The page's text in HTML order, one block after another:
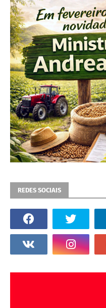
REDES SOCIAIS